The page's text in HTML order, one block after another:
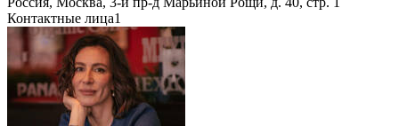
Контактные лица1